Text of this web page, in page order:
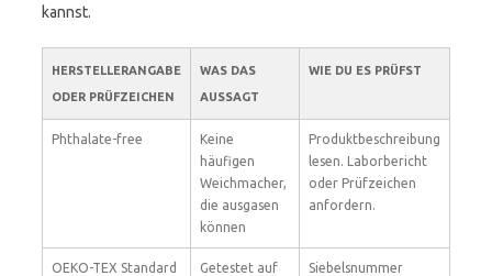
kannst.
HERSTELLERANGABE
ODER PRÜFZEICHEN
WAS DAS
AUSSAGT
WIE DU ES PRÜFST
Phthalate-free
Keine
häufigen
Weichmacher,
die ausgasen
können
Produktbeschreibung
lesen. Laborbericht
oder Prüfzeichen
anfordern.
OEKO-TEX Standard
Getestet auf
Siebelsnummer